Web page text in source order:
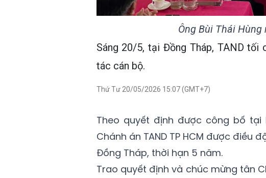
Ông Bùi Thái
Sáng 20/5, tại Đồng Tháp, TAND
tác cán bộ.
Thứ Tư 20/05/2026 15:07 (GMT+7)
Theo quyết định được công bố tại
Chánh án TAND TP HCM được điều
Đồng Tháp, thời hạn 5 năm.
Trao quyết định và chúc mừng tân